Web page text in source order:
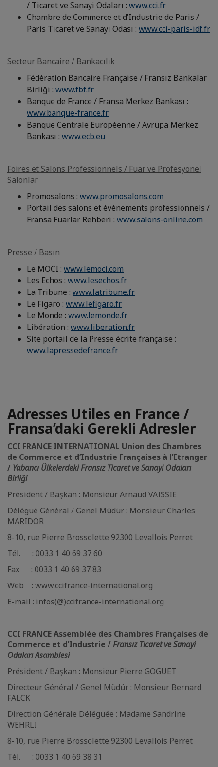
/ Ticaret ve Sanayi Odaları : www.cci.fr
Chambre de Commerce et d’Industrie de Paris /
Paris Ticaret ve Sanayi Odası : www.cci-paris-idf.fr
Secteur Bancaire / Bankacılık
Fédération Bancaire Française / Fransız Bankalar
Birliği : www.fbf.fr
Banque de France / Fransa Merkez Bankası :
www.banque-france.fr
Banque Centrale Européenne / Avrupa Merkez
Bankası : www.ecb.eu
Foires et Salons Professionnels / Fuar ve Profesyonel
Salonlar
Promosalons : www.promosalons.com
Portail des salons et événements professionnels /
Fransa Fuarlar Rehberi : www.salons-online.com
Presse / Basın
Le MOCI : www.lemoci.com
Les Echos : www.lesechos.fr
La Tribune : www.latribune.fr
Le Figaro : www.lefigaro.fr
Le Monde : www.lemonde.fr
Libération : www.liberation.fr
Site portail de la Presse écrite française :
www.lapressedefrance.fr
Adresses Utiles en France /
Fransa’daki Gerekli Adresler
CCI FRANCE INTERNATIONAL Union des Chambres
de Commerce et d’Industrie Françaises à l’Etranger
/ Yabancı Ülkelerdeki Fransız Ticaret ve Sanayi Odaları
Birliği
Président / Başkan : Monsieur Arnaud VAISSIE
Délégué Général / Genel Müdür : Monsieur Charles
MARIDOR
8-10, rue Pierre Brossolette 92300 Levallois Perret
Tél. : 0033 1 40 69 37 60
Fax : 0033 1 40 69 37 83
Web : www.ccifrance-international.org
E-mail : infos(@)ccifrance-international.org
CCI FRANCE Assemblée des Chambres Françaises de
Commerce et d’Industrie /Fransız Ticaret ve Sanayi
Odaları Asamblesi
Président / Başkan : Monsieur Pierre GOGUET
Directeur Général / Genel Müdür : Monsieur Bernard
FALCK
Direction Générale Déléguée : Madame Sandrine
WEHRLI
8-10, rue Pierre Brossolette 92300 Levallois Perret
Tél. : 0033 1 40 69 38 31